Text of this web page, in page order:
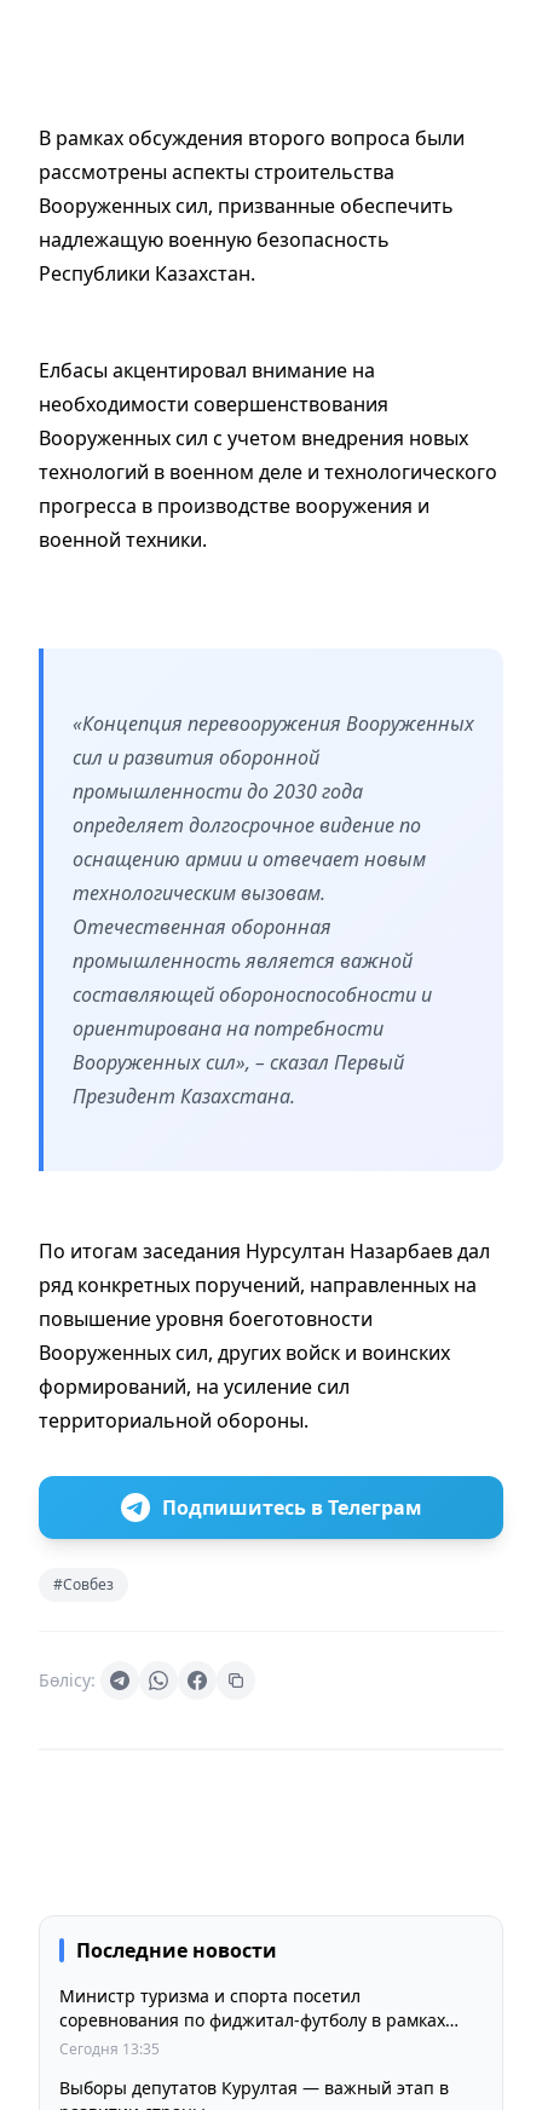
В рамках обсуждения второго вопроса были
рассмотрены аспекты строительства
Вооруженных сил, призванные обеспечить
надлежащую военную безопасность
Республики Казахстан.
Елбасы акцентировал внимание на
необходимости совершенствования
Вооруженных сил с учетом внедрения новых
технологий в военном деле и технологического
прогресса в производстве вооружения и
военной техники.
«Концепция перевооружения Вооруженных
сил и развития оборонной
промышленности до 2030 года
определяет долгосрочное видение по
оснащению армии и отвечает новым
технологическим вызовам.
Отечественная оборонная
промышленность является важной
составляющей обороноспособности и
ориентирована на потребности
Вооруженных сил», – сказал Первый
Президент Казахстана.
По итогам заседания Нурсултан Назарбаев дал
ряд конкретных поручений, направленных на
повышение уровня боеготовности
Вооруженных сил, других войск и воинских
формирований, на усиление сил
территориальной обороны.
Подпишитесь в Телеграм
#Совбез
Бөлісу:
Последние новости
Министр туризма и спорта посетил
соревнования по фиджитал-футболу в рамках
«Игр Будущего 2026»
Сегодня 13:35
Выборы депутатов Курултая — важный этап в